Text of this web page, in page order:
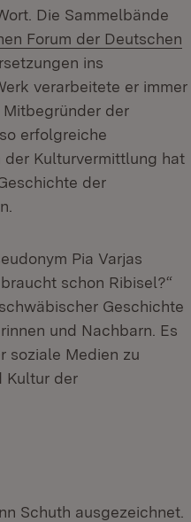
Die Sammelbände
Forum der Deutschen
ins
verarbeitete er immer
der
erfolgreiche
Kulturvermittlung hat
der
Pia Varjas
schon Ribisel?“
Geschichte
und Nachbarn. Es
soziale Medien zu
Kultur der
Schuth ausgezeichnet.